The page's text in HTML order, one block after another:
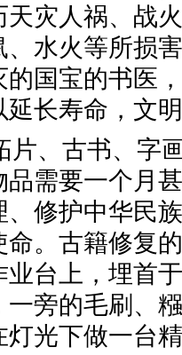
天灾人祸、战
水火等所损
国宝的书医
长寿命，文
片、古书、字
需要一个月
修护中华民
。古籍修复
台上，埋首
旁的毛刷、
光下做一台